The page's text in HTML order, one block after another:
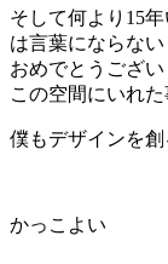
そして何より15
は言葉にならない
おめでとうござい
この空間にいれた
僕もデザインを創
かっこよい